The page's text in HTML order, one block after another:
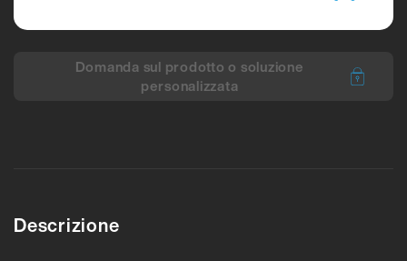
Domanda sul prodotto o soluzione
personalizzata
Descrizione